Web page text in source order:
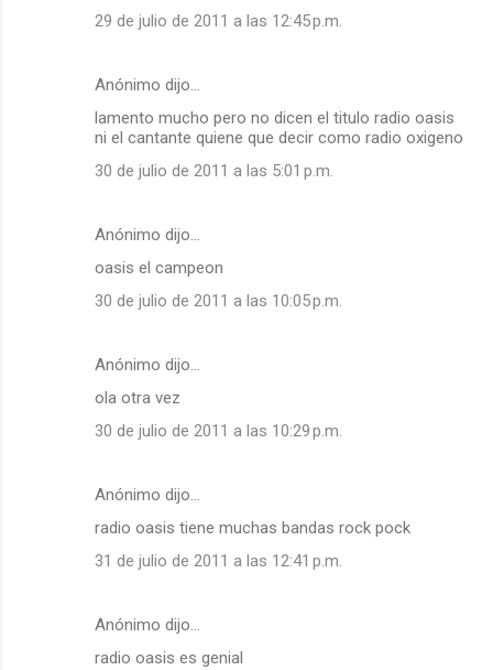
29 de julio de 2011 a las 12:45 p.m.
Anónimo dijo…
lamento mucho pero no dicen el titulo radio oasis
ni el cantante quiene que decir como radio oxigeno
30 de julio de 2011 a las 5:01 p.m.
Anónimo dijo…
oasis el campeon
30 de julio de 2011 a las 10:05 p.m.
Anónimo dijo…
ola otra vez
30 de julio de 2011 a las 10:29 p.m.
Anónimo dijo…
radio oasis tiene muchas bandas rock pock
31 de julio de 2011 a las 12:41 p.m.
Anónimo dijo…
radio oasis es genial